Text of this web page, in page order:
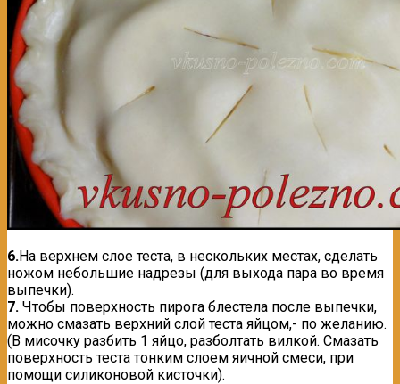
6.На верхнем слое теста, в нескольких местах, сделать
ножом небольшие надрезы (для выхода пара во время
выпечки).
7. Чтобы поверхность пирога блестела после выпечки,
можно смазать верхний слой теста яйцом,- по желанию.
(В мисочку разбить 1 яйцо, разболтать вилкой. Смазать
поверхность теста тонким слоем яичной смеси, при
помощи силиконовой кисточки).